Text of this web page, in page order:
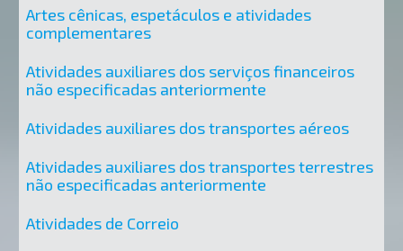
Artes cênicas, espetáculos e atividades
complementares
Atividades auxiliares dos serviços financeiros
não especificadas anteriormente
Atividades auxiliares dos transportes aéreos
Atividades auxiliares dos transportes terrestres
não especificadas anteriormente
Atividades de Correio